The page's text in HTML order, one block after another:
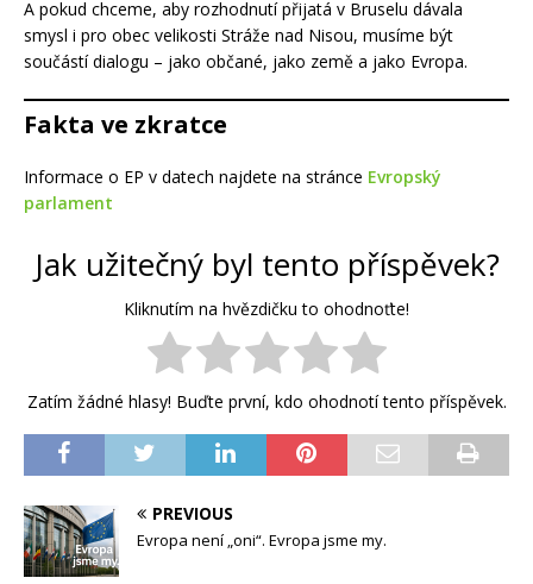
A pokud chceme, aby rozhodnutí přijatá v Bruselu dávala
smysl i pro obec velikosti Stráže nad Nisou, musíme být
součástí dialogu – jako občané, jako země a jako Evropa.
Fakta ve zkratce
Informace o EP v datech najdete na stránce Evropský
parlament
Jak užitečný byl tento příspěvek?
Kliknutím na hvězdičku to ohodnoťte!
Zatím žádné hlasy! Buďte první, kdo ohodnotí tento příspěvek.
PREVIOUS
Evropa není „oni“. Evropa jsme my.